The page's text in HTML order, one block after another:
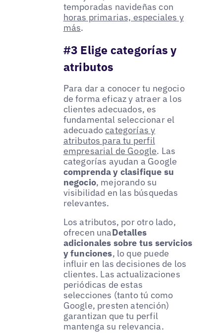
temporadas navideñas con
horas primarias, especiales y
más.
#3 Elige categorías y
atributos
Para dar a conocer tu negocio
de forma eficaz y atraer a los
clientes adecuados, es
fundamental seleccionar el
adecuadocategorías y
atributos para tu perfil
empresarial de Google. Las
categorías ayudan a Google
comprenda y clasifique su
negocio, mejorando su
visibilidad en las búsquedas
relevantes.
Los atributos, por otro lado,
ofrecen unaDetalles
adicionales sobre tus servicios
y funciones, lo que puede
influir en las decisiones de los
clientes. Las actualizaciones
periódicas de estas
selecciones (tanto tú como
Google, presten atención)
garantizan que tu perfil
mantenga su relevancia.